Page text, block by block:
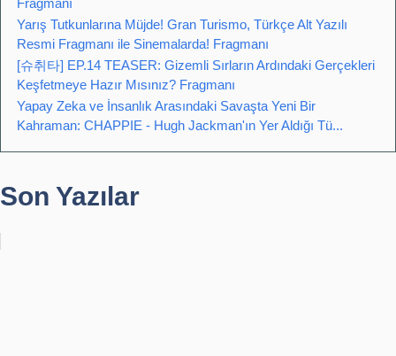
Fragmanı
Yarış Tutkunlarına Müjde! Gran Turismo, Türkçe Alt Yazılı
Resmi Fragmanı ile Sinemalarda! Fragmanı
[슈취타] EP.14 TEASER: Gizemli Sırların Ardındaki Gerçekleri
Keşfetmeye Hazır Mısınız? Fragmanı
Yapay Zeka ve İnsanlık Arasındaki Savaşta Yeni Bir
Kahraman: CHAPPIE - Hugh Jackman'ın Yer Aldığı Tü...
Son Yazılar